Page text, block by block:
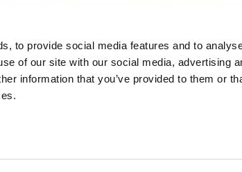
to provide social media features and to
of our site with our social media, advertising
information that you’ve provided to them or
Application
Karriere
Weltweite